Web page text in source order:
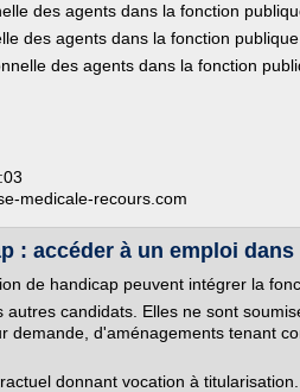
des agents dans la fonction
des agents dans la fonction
des agents dans la fonction
medicale-recours.com
: accéder à un emploi dans
de handicap peuvent intégrer la
autres candidats. Elles ne sont
demande, d'aménagements tenant
donnant vocation à